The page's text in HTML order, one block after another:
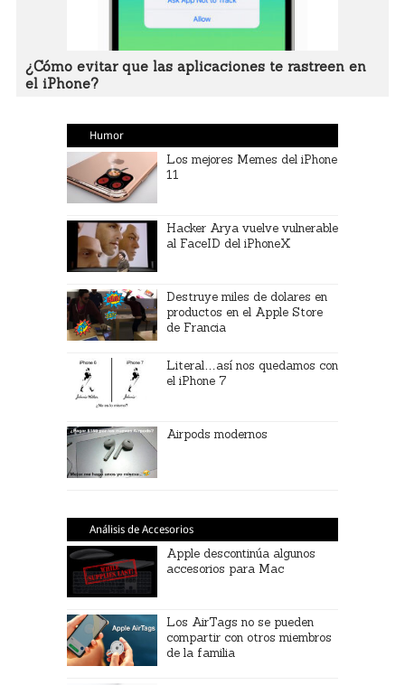
¿Cómo evitar que las aplicaciones te rastreen en
el iPhone?
Humor
Los mejores Memes del iPhone
11
Hacker Arya vuelve vulnerable
al FaceID del iPhoneX
Destruye miles de dolares en
productos en el Apple Store
de Francia
Literal…así nos quedamos con
el iPhone 7
Airpods modernos
Análisis de Accesorios
Apple descontinúa algunos
accesorios para Mac
Los AirTags no se pueden
compartir con otros miembros
de la familia